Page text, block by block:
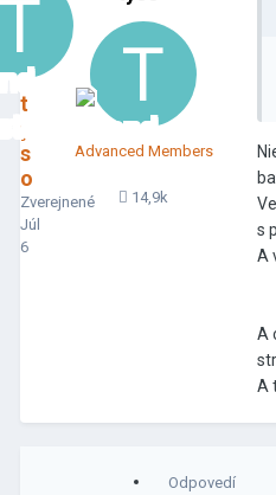
t
s
o
Zverejnené
Júl
6
Advanced Members
14,9k
s
A
A
A
Odpovedí